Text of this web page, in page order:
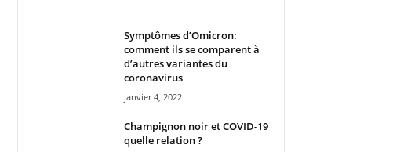
Symptômes d’Omicron:
comment ils se comparent à
d’autres variantes du
coronavirus
janvier 4, 2022
Champignon noir et COVID-19
quelle relation ?